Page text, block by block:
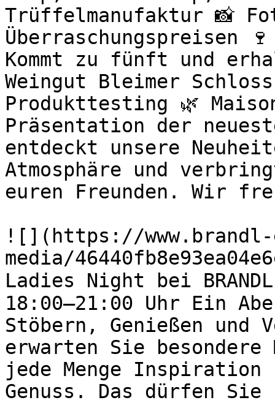
Trüffelmanufaktur 📸
Überraschungspreisen
Kommt zu fünft und
Weingut Bleimer
Produkttesting 🌿
Präsentation der
entdeckt unsere
Atmosphäre und
euren Freunden. Wir
![](https://
media/
Ladies Night bei
18:00–21:00 Uhr Ein
Stöbern, Genießen und
erwarten Sie besondere
jede Menge
Genuss. Das dürfen